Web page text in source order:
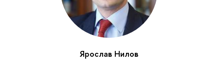
Ярослав Нилов